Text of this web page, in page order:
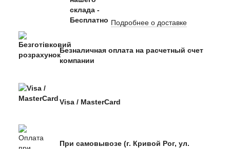
Подробнее о доставке
Безналичная оплата на расчетный счет
компании
Visa / MasterCard
При самовывозе (г. Кривой Рог, ул.